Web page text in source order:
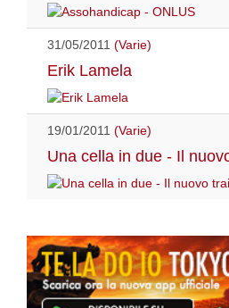
31/05/2011 (Varie)
Erik Lamela
19/01/2011 (Varie)
Una cella in due - Il